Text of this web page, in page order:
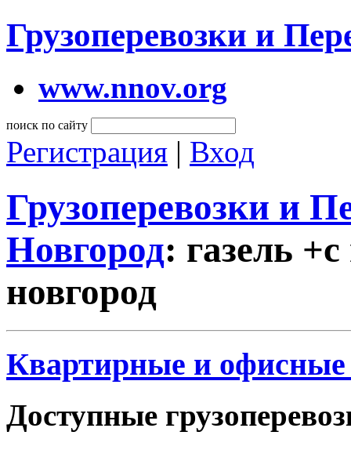
Грузоперевозки и
www.nnov.org
поиск по сайту
Регистрация | Вход
Грузоперевозки и
Новгород: газель
новгород
Квартирные и офисные
Доступные